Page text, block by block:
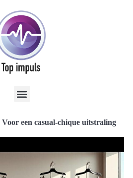
een casual-chique uitstraling